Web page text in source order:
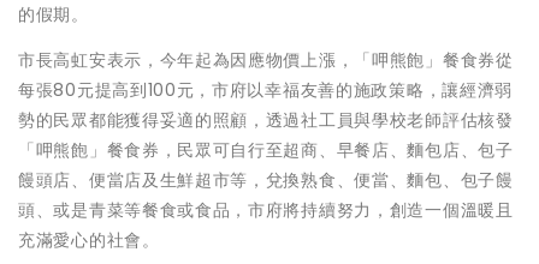
的假期。
市長高虹安表示，今年起為因應物價上漲，「呷熊飽」餐食券從
每張80元提高到100元，市府以幸福友善的施政策略，讓經濟弱
勢的民眾都能獲得妥適的照顧，透過社工員與學校老師評估核發
「呷熊飽」餐食券，民眾可自行至超商、早餐店、麵包店、包子
饅頭店、便當店及生鮮超市等，兌換熟食、便當、麵包、包子饅
頭、或是青菜等餐食或食品，市府將持續努力，創造一個溫暖且
充滿愛心的社會。